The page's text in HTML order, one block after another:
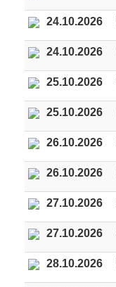
24.10.2026
24.10.2026
25.10.2026
25.10.2026
26.10.2026
26.10.2026
27.10.2026
27.10.2026
28.10.2026